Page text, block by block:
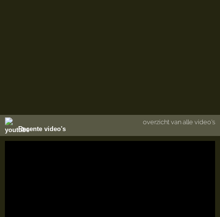
Recente video's
overzicht van alle video's